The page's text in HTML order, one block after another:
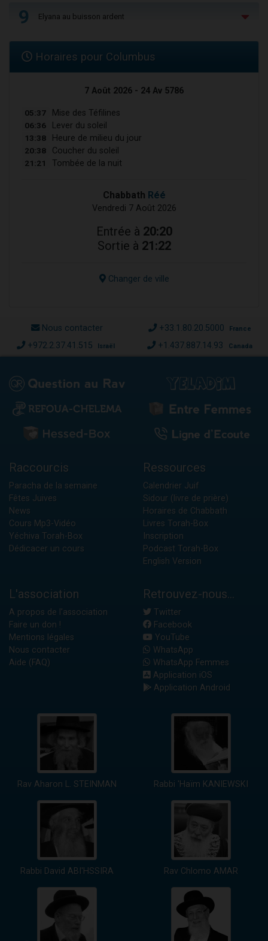
9 Elyana au buisson ardent
Horaires pour Columbus
7 Août 2026 - 24 Av 5786
05:37 Mise des Téfilines
06:36 Lever du soleil
13:38 Heure de milieu du jour
20:38 Coucher du soleil
21:21 Tombée de la nuit
Chabbath Réé
Vendredi 7 Août 2026
Entrée à 20:20
Sortie à 21:22
Changer de ville
Nous contacter +33.1.80.20.5000 France
+972.2.37.41.515 Israël +1.437.887.14.93 Canada
Raccourcis
Paracha de la semaine
Fêtes Juives
News
Cours Mp3-Vidéo
Yéchiva Torah-Box
Dédicacer un cours
Ressources
Calendrier Juif
Sidour (livre de prière)
Horaires de Chabbath
Livres Torah-Box
Inscription
Podcast Torah-Box
English Version
L'association
A propos de l'association
Faire un don !
Mentions légales
Nous contacter
Aide (FAQ)
Retrouvez-nous...
Twitter
Facebook
YouTube
WhatsApp
WhatsApp Femmes
Application iOS
Application Android
Rav Aharon L. STEINMAN Rabbi 'Haïm KANIEWSKI
Rabbi David ABI'HSSIRA Rav Chlomo AMAR